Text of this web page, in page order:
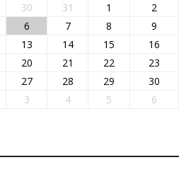
30 31 1
2
6 7 8
9
13 14 15
16
20 21 22
23
27 28 29
30
3 4 5 6